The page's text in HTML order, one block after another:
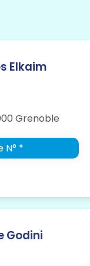
Elkaim
Grenoble
*
Godini